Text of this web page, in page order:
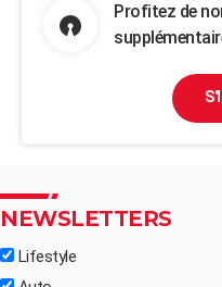
Profitez de
NEWSLETTERS
Lifestyle